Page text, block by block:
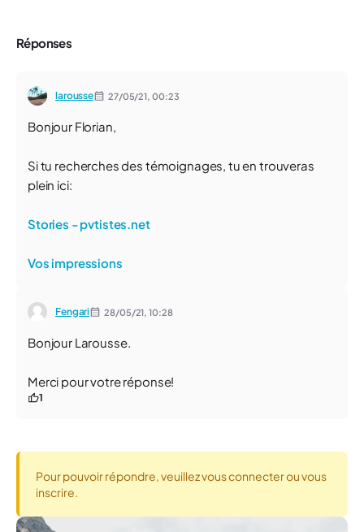
Réponses
larousse 27/05/21, 00:23
Bonjour Florian,
Si tu recherches des témoignages, tu en trouveras
plein ici:
Stories - pvtistes.net
Vos impressions
Fengari 28/05/21,10:28
Bonjour Larousse.
Merci pour votre réponse!
1
Pour pouvoir répondre, veuillez vous connecter ou vous
inscrire.